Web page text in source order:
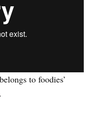
to foodies’
.